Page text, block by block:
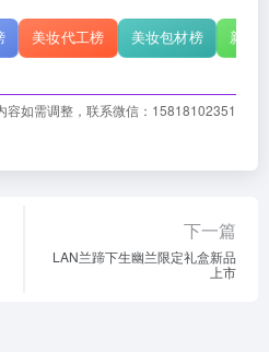
美妆代工榜 美妆包材榜 新原
容如需调整，联系微信：15818102351
下一篇
LAN兰蹄下生幽兰限定礼盒新品
上市